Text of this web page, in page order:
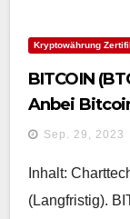
Kryptowährung
BITCOIN
Anbei
Sep. 29, 2023
Inhalt:
(Langfristig).